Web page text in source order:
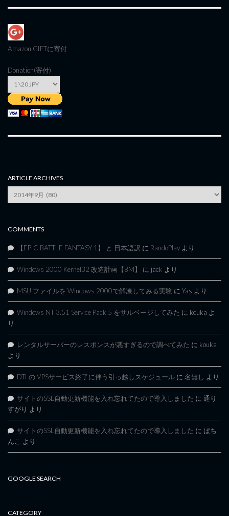
Amazon GIFTに寄付
Donation(寄付)
ARTICLE ARCHIVES
Archives
COMMENTS
【EPIC BATTLE FANTASY 1】 と 日本語訳 に RandoPlay より
Windows 2000 Kernel32 改造計画【BM】 に jack より
MSU ファイルを Windows 2000で解凍してみる実験 に Yas より
Windows NT 3.51 Service Pack 5 をサルベージしてみた に kouka よ
り
レンタルサーバーのレスポンスが悪すぎるので調べてみた に kouka
より
DTI の VPSサービス終了に伴う引っ越しスケジュール に 名無し より
サイトのSSL自動更新機能を入れ忘れてたので導入しました に 通り
すがり より
サイトのSSL自動更新機能を入れ忘れてたので導入しました に ぱち
んこ より
GOOGLE SEARCH
CATEGORY